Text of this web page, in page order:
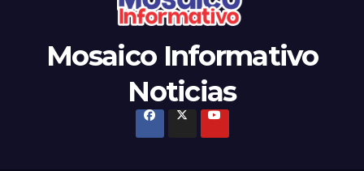
Mosaico Informativo
Noticias